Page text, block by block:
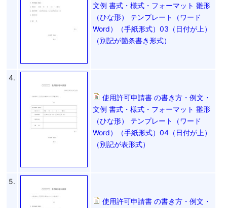
文例 書式・様式・フォーマット 雛形
（ひな形） テンプレート（ワード
Word）（手紙形式）03（日付が上）
（別記が箇条書き形式）
4.
使用許可申請書 の書き方・例文・
文例 書式・様式・フォーマット 雛形
（ひな形） テンプレート（ワード
Word）（手紙形式）04（日付が上）
（別記が表形式）
5.
使用許可申請書 の書き方・例文・